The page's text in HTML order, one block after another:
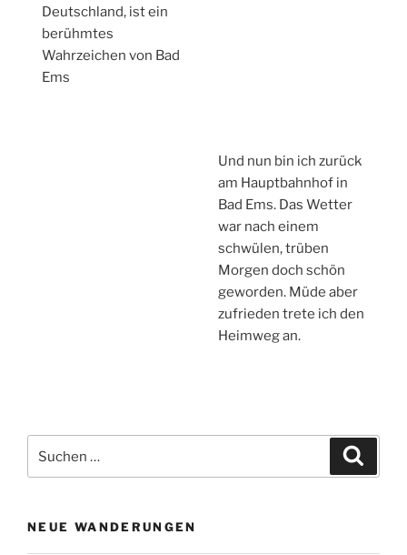
Deutschland, ist ein
berühmtes
Wahrzeichen von Bad
Ems
Und nun bin ich zurück
am Hauptbahnhof in
Bad Ems. Das Wetter
war nach einem
schwülen, trüben
Morgen doch schön
geworden. Müde aber
zufrieden trete ich den
Heimweg an.
nach:
NEUE WANDERUNGEN